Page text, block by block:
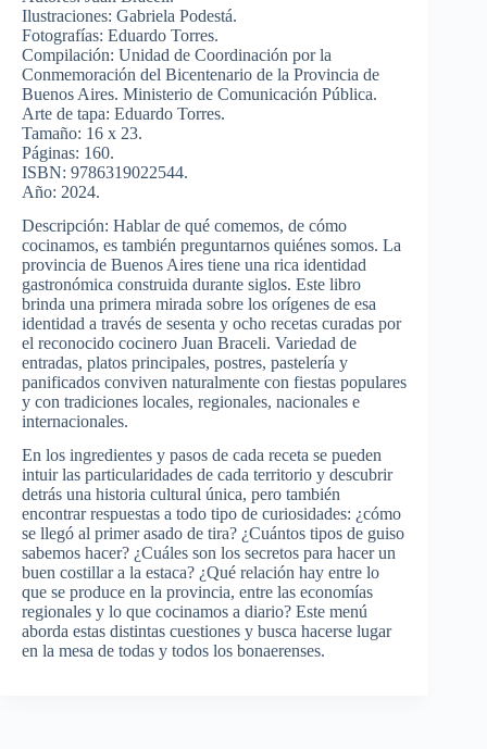
Ilustraciones: Gabriela Podestá.
Fotografías: Eduardo Torres.
Compilación: Unidad de Coordinación por la
Conmemoración del Bicentenario de la Provincia de
Buenos Aires. Ministerio de Comunicación Pública.
Arte de tapa: Eduardo Torres.
Tamaño: 16 x 23.
Páginas: 160.
ISBN: 9786319022544.
Año: 2024.
Descripción: Hablar de qué comemos, de cómo
cocinamos, es también preguntarnos quiénes somos. La
provincia de Buenos Aires tiene una rica identidad
gastronómica construida durante siglos. Este libro
brinda una primera mirada sobre los orígenes de esa
identidad a través de sesenta y ocho recetas curadas por
el reconocido cocinero Juan Braceli. Variedad de
entradas, platos principales, postres, pastelería y
panificados conviven naturalmente con fiestas populares
y con tradiciones locales, regionales, nacionales e
internacionales.
En los ingredientes y pasos de cada receta se pueden
intuir las particularidades de cada territorio y descubrir
detrás una historia cultural única, pero también
encontrar respuestas a todo tipo de curiosidades: ¿cómo
se llegó al primer asado de tira? ¿Cuántos tipos de guiso
sabemos hacer? ¿Cuáles son los secretos para hacer un
buen costillar a la estaca? ¿Qué relación hay entre lo
que se produce en la provincia, entre las economías
regionales y lo que cocinamos a diario? Este menú
aborda estas distintas cuestiones y busca hacerse lugar
en la mesa de todas y todos los bonaerenses.